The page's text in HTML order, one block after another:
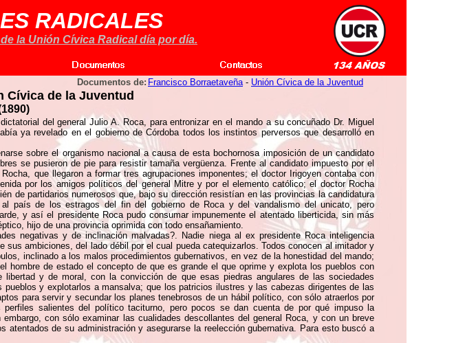
RADICALES
la Unión Cívica Radical día por día.
Documentos de: Francisco Borraetaveña- Unión Cívica de la Juventud
Cívica de la Juventud
del general Julio A. Roca, para entronizar en el mando a su concuñado Dr. Miguel
ya revelado en el gobierno de Córdoba todos los instintos perversos que desarrolló en
sobre el organismo nacional a causa de esta bochornosa imposición de un candidato
se pusieron de pie para resistir tamaña vergüenza. Frente al candidato impuesto por el
que llegaron a formar tres agrupaciones imponentes; el doctor Irigoyen contaba con
por los amigos políticos del general Mitre y por el elemento católico; el doctor Rocha
de partidarios numerosos que, bajo su dirección resistían en las provincias la candidatura
país de los estragos del fin del gobierno de Roca y del vandalismo del unicato, pero
y así el presidente Roca pudo consumar impunemente el atentado liberticida, sin más
hijo de una provincia oprimida con todo ensañamiento.
negativas y de inclinación malvadas?. Nadie niega al ex presidente Roca inteligencia
ambiciones, del lado débil por el cual pueda catequizarlos. Todos conocen al imitador y
inclinado a los malos procedimientos gubernativos, en vez de la honestidad del mando;
de estado el concepto de que es grande el que oprime y explota los pueblos con
y de moral, con la convicción de que esas piedras angulares de las sociedades
y explotarlos a mansalva; que los patricios ilustres y las cabezas dirigentes de las
para servir y secundar los planes tenebrosos de un hábil político, con sólo atraerlos por
salientes del político taciturno, pero pocos se dan cuenta de por qué impuso la
con sólo examinar las cualidades descollantes del general Roca, y con un breve
de su administración y asegurarse la reelección gubernativa. Para esto buscó a